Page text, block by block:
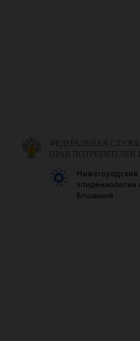
ФЕДЕРАЛЬНАЯ
ПРАВ
Нижегородский
эпидемиологии
Блохиной